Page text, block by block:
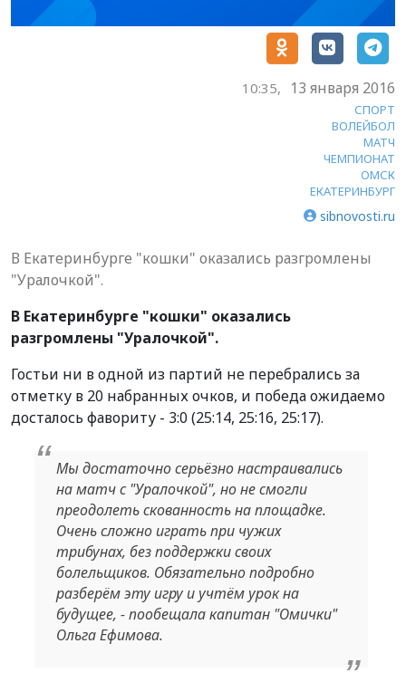
10:35, 13 января 2016
СПОРТ
ВОЛЕЙБОЛ
МАТЧ
ЧЕМПИОНАТ
ОМСК
ЕКАТЕРИНБУРГ
sibnovosti.ru
В Екатеринбурге "кошки" оказались разгромлены
"Уралочкой".
В Екатеринбурге "кошки" оказались
разгромлены "Уралочкой".
Гостьи ни в одной из партий не перебрались за
отметку в 20 набранных очков, и победа ожидаемо
досталось фавориту - 3:0 (25:14, 25:16, 25:17).
Мы достаточно серьёзно настраивались
на матч с "Уралочкой", но не смогли
преодолеть скованность на площадке.
Очень сложно играть при чужих
трибунах, без поддержки своих
болельщиков. Обязательно подробно
разберём эту игру и учтём урок на
будущее, - пообещала капитан "Омички"
Ольга Ефимова.